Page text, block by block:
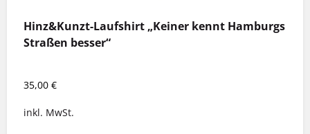
Hinz&Kunzt-Laufshirt „Keiner kennt Hamburgs
Straßen besser“
35,00 €
inkl. MwSt.